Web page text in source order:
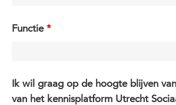
Functie *
Ik wil graag op de hoogte blijven
van het kennisplatform Utrecht